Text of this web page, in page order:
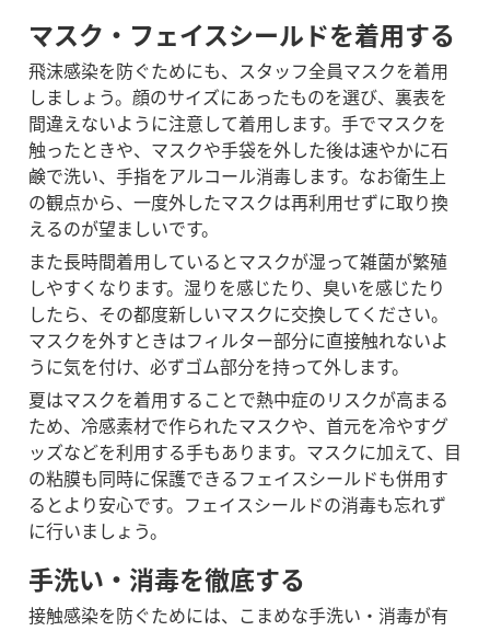
マスク・フェイスシールドを着用する
飛沫感染を防ぐためにも、スタッフ全員マスクを着用
しましょう。顔のサイズにあったものを選び、裏表を
間違えないように注意して着用します。手でマスクを
触ったときや、マスクや手袋を外した後は速やかに石
鹸で洗い、手指をアルコール消毒します。なお衛生上
の観点から、一度外したマスクは再利用せずに取り換
えるのが望ましいです。
また長時間着用しているとマスクが湿って雑菌が繁殖
しやすくなります。湿りを感じたり、臭いを感じたり
したら、その都度新しいマスクに交換してください。
マスクを外すときはフィルター部分に直接触れないよ
うに気を付け、必ずゴム部分を持って外します。
夏はマスクを着用することで熱中症のリスクが高まる
ため、冷感素材で作られたマスクや、首元を冷やすグ
ッズなどを利用する手もあります。マスクに加えて、目
の粘膜も同時に保護できるフェイスシールドも併用す
るとより安心です。フェイスシールドの消毒も忘れず
に行いましょう。
手洗い・消毒を徹底する
接触感染を防ぐためには、こまめな手洗い・消毒が有